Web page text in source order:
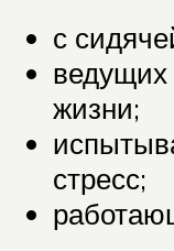
с
жизни;
стресс;